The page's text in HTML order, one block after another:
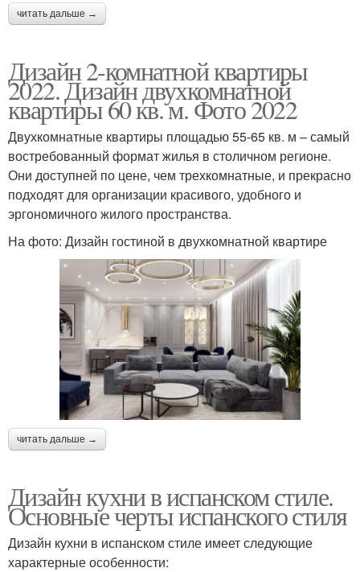
читать дальше →
Дизайн 2-комнатной квартиры
2022. Дизайн двухкомнатной
квартиры 60 кв. м. Фото 2022
Двухкомнатные квартиры площадью 55-65 кв. м – самый
востребованный формат жилья в столичном регионе.
Они доступней по цене, чем трехкомнатные, и прекрасно
подходят для организации красивого, удобного и
эргономичного жилого пространства.
На фото: Дизайн гостиной в двухкомнатной квартире
читать дальше →
Дизайн кухни в испанском стиле.
Основные черты испанского стиля
Дизайн кухни в испанском стиле имеет следующие
характерные особенности: